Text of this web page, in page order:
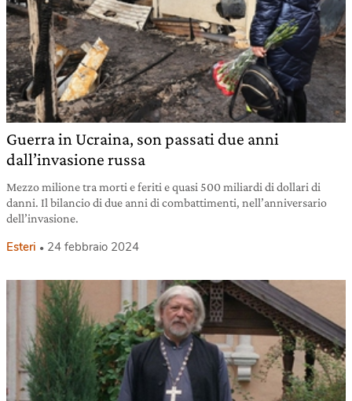
Guerra in Ucraina, son passati due anni
dall’invasione russa
Mezzo milione tra morti e feriti e quasi 500 miliardi di dollari di
danni. Il bilancio di due anni di combattimenti, nell’anniversario
dell’invasione.
Esteri 24 febbraio 2024